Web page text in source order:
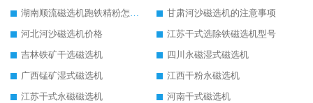
湖南顺流磁选机跑铁精粉怎么处理
甘肃河沙磁选机的注意事项
河北河沙磁选机价格
江苏干式选除铁磁选机型号
吉林铁矿干选磁选机
四川永磁湿式磁选机
广西锰矿湿式磁选机
江西干粉永磁选机
江苏干式永磁磁选机
河南干式磁选机